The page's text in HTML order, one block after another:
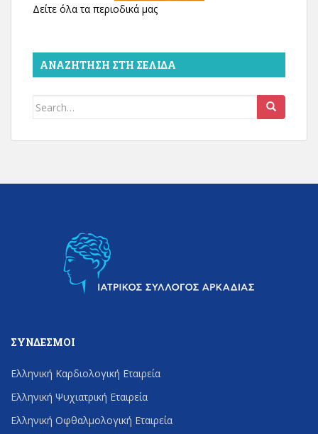
Δείτε όλα τα περιοδικά μας
ΑΝΑΖΉΤΗΣΗ ΣΤΗ ΣΕΛΊΔΑ
Search
ΣΎΝΔΕΣΜΟΙ
Ελληνική Καρδιολογική Εταιρεία
Ελληνική Ψυχιατρική Εταιρεία
Ελληνική Οφθαλμολογική Εταιρεία